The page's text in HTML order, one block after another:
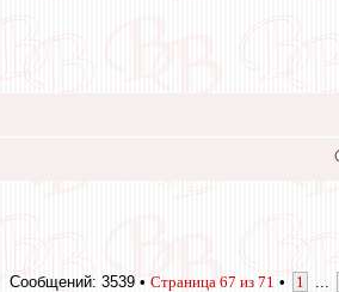
Сообщений: 3539 • Страница 67 из 71 • 1